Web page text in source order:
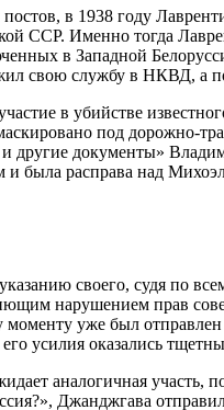
в 1938 году
ССР. Именно тогда
в Западной
свою службу в НКВД, а
в убийстве
под дорожно-
документы»
была расправа над
своего, судя по
нарушением прав
уже был
усилия оказались
аналогичная участь,
Джанджгава